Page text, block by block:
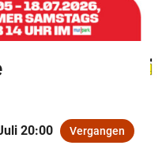
09:00
20:00 Vergangen